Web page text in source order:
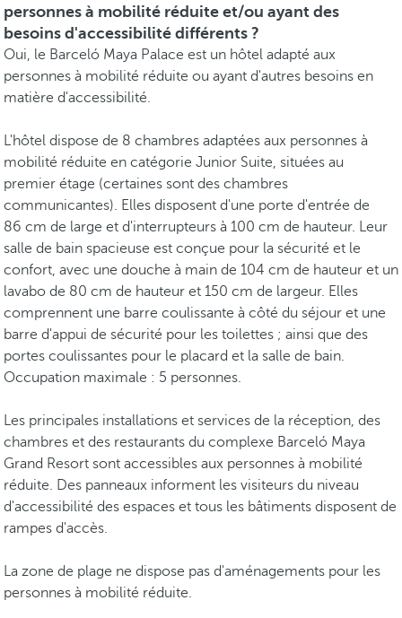
personnes à mobilité réduite et/ou ayant des
besoins d'accessibilité différents ?
Oui, le Barceló Maya Palace est un hôtel adapté aux
personnes à mobilité réduite ou ayant d'autres besoins en
matière d'accessibilité.
L'hôtel dispose de 8 chambres adaptées aux personnes à
mobilité réduite en catégorie Junior Suite, situées au
premier étage (certaines sont des chambres
communicantes). Elles disposent d'une porte d'entrée de
86 cm de large et d'interrupteurs à 100 cm de hauteur. Leur
salle de bain spacieuse est conçue pour la sécurité et le
confort, avec une douche à main de 104 cm de hauteur et un
lavabo de 80 cm de hauteur et 150 cm de largeur. Elles
comprennent une barre coulissante à côté du séjour et une
barre d'appui de sécurité pour les toilettes ; ainsi que des
portes coulissantes pour le placard et la salle de bain.
Occupation maximale : 5 personnes.
Les principales installations et services de la réception, des
chambres et des restaurants du complexe Barceló Maya
Grand Resort sont accessibles aux personnes à mobilité
réduite. Des panneaux informent les visiteurs du niveau
d'accessibilité des espaces et tous les bâtiments disposent de
rampes d'accès.
La zone de plage ne dispose pas d'aménagements pour les
personnes à mobilité réduite.